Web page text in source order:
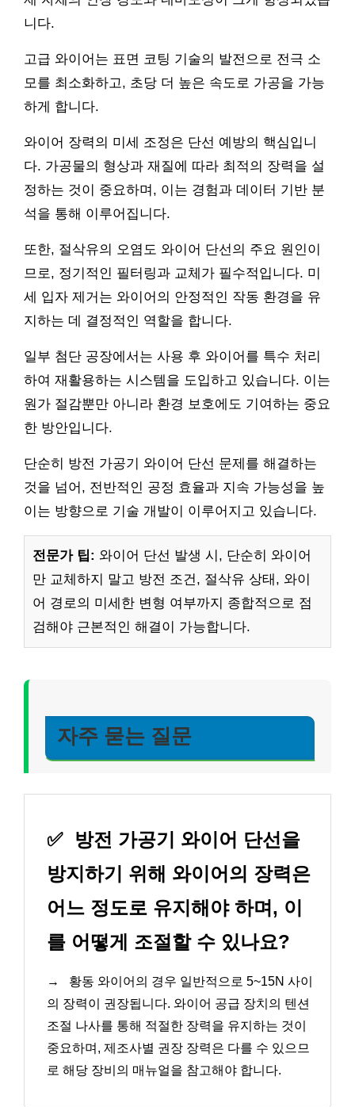
니다.
고급 와이어는 표면 코팅 기술의 발전으로 전극 소
모를 최소화하고, 초당 더 높은 속도로 가공을 가능
하게 합니다.
와이어 장력의 미세 조정은 단선 예방의 핵심입니
다. 가공물의 형상과 재질에 따라 최적의 장력을 설
정하는 것이 중요하며, 이는 경험과 데이터 기반 분
석을 통해 이루어집니다.
또한, 절삭유의 오염도 와이어 단선의 주요 원인이
므로, 정기적인 필터링과 교체가 필수적입니다. 미
세 입자 제거는 와이어의 안정적인 작동 환경을 유
지하는 데 결정적인 역할을 합니다.
일부 첨단 공장에서는 사용 후 와이어를 특수 처리
하여 재활용하는 시스템을 도입하고 있습니다. 이는
원가 절감뿐만 아니라 환경 보호에도 기여하는 중요
한 방안입니다.
단순히 방전 가공기 와이어 단선 문제를 해결하는
것을 넘어, 전반적인 공정 효율과 지속 가능성을 높
이는 방향으로 기술 개발이 이루어지고 있습니다.
전문가 팁: 와이어 단선 발생 시, 단순히 와이어
만 교체하지 말고 방전 조건, 절삭유 상태, 와이
어 경로의 미세한 변형 여부까지 종합적으로 점
검해야 근본적인 해결이 가능합니다.
자주 묻는 질문
✅
방전 가공기 와이어 단선을
방지하기 위해 와이어의 장력은
어느 정도로 유지해야 하며, 이
를 어떻게 조절할 수 있나요?
→
황동 와이어의 경우 일반적으로 5~15N 사이
의 장력이 권장됩니다. 와이어 공급 장치의 텐션
조절 나사를 통해 적절한 장력을 유지하는 것이
중요하며, 제조사별 권장 장력은 다를 수 있으므
로 해당 장비의 매뉴얼을 참고해야 합니다.